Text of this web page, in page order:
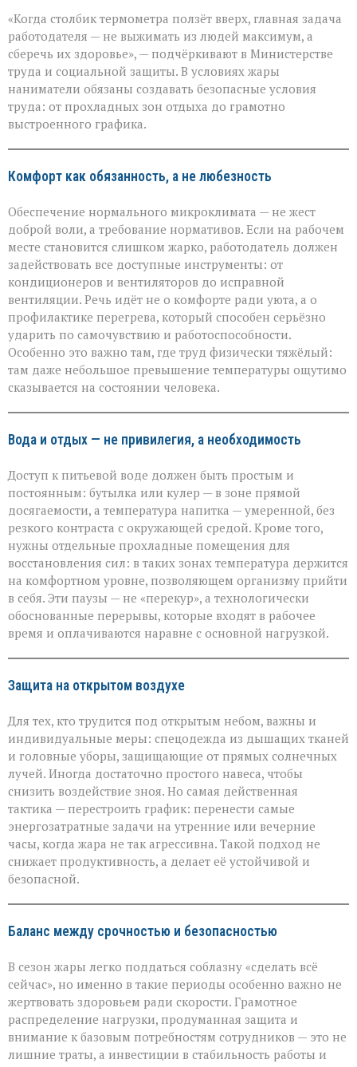
не
должна
стоить
здоровья»:
Минтруда — о
защите
работников
в
«Когда столбик термометра ползёт вверх, главная задача
работодателя — не выжимать из людей максимум, а
сберечь их здоровье», — подчёркивают в Министерстве
труда и социальной защиты. В условиях жары
наниматели обязаны создавать безопасные условия
труда: от прохладных зон отдыха до грамотно
выстроенного графика.
Комфорт как обязанность, а не любезность
Обеспечение нормального микроклимата — не жест
доброй воли, а требование нормативов. Если на рабочем
месте становится слишком жарко, работодатель должен
задействовать все доступные инструменты: от
кондиционеров и вентиляторов до исправной
вентиляции. Речь идёт не о комфорте ради уюта, а о
профилактике перегрева, который способен серьёзно
ударить по самочувствию и работоспособности.
Особенно это важно там, где труд физически тяжёлый:
там даже небольшое превышение температуры ощутимо
сказывается на состоянии человека.
Вода и отдых — не привилегия, а необходимость
Доступ к питьевой воде должен быть простым и
постоянным: бутылка или кулер — в зоне прямой
досягаемости, а температура напитка — умеренной, без
резкого контраста с окружающей средой. Кроме того,
нужны отдельные прохладные помещения для
восстановления сил: в таких зонах температура держится
на комфортном уровне, позволяющем организму прийти
в себя. Эти паузы — не «перекур», а технологически
обоснованные перерывы, которые входят в рабочее
время и оплачиваются наравне с основной нагрузкой.
Защита на открытом воздухе
Для тех, кто трудится под открытым небом, важны и
индивидуальные меры: спецодежда из дышащих тканей
и головные уборы, защищающие от прямых солнечных
лучей. Иногда достаточно простого навеса, чтобы
снизить воздействие зноя. Но самая действенная
тактика — перестроить график: перенести самые
энергозатратные задачи на утренние или вечерние
часы, когда жара не так агрессивна. Такой подход не
снижает продуктивность, а делает её устойчивой и
безопасной.
Баланс между срочностью и безопасностью
В сезон жары легко поддаться соблазну «сделать всё
сейчас», но именно в такие периоды особенно важно не
жертвовать здоровьем ради скорости. Грамотное
распределение нагрузки, продуманная защита и
внимание к базовым потребностям сотрудников — это не
лишние траты, а инвестиции в стабильность работы и